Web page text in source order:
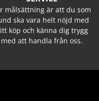
målsättning är att du som
ska vara helt nöjd med
köp och känna dig trygg
med att handla från oss.